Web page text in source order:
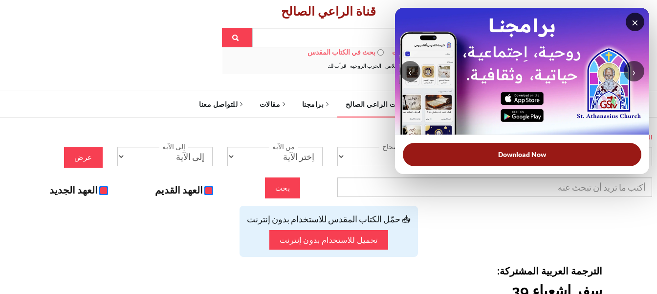
×
‹ ›
Download Now
قناة الراعي الصالح
بحث في الويبسايت بحث في الكتاب المقدس
الأكثر بحثًا: خبزنا اليومي الخلاص الحرب الروحية قرأت لك
الرئيسية خدمات الراعي الصالح برامجنا مقالات للتواصل معنا
الرئيسية
الإصحاح من الآية إلى الآية
عرض
بحث العهد القديم العهد الجديد
📥 حمّل الكتاب المقدس للاستخدام بدون إنترنت
تحميل للاستخدام بدون إنترنت
الترجمة العربية المشتركة: